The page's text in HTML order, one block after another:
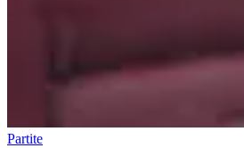
Partite